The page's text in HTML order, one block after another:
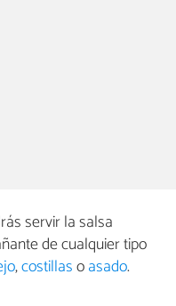
servir la salsa
de cualquier tipo
,costillasoasado.